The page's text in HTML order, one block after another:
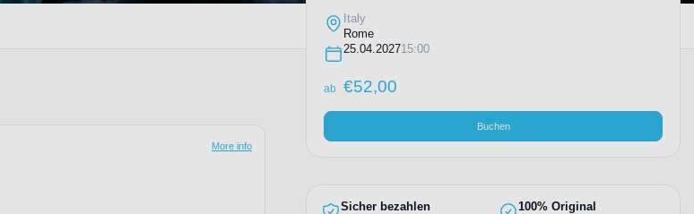
More info
Italy
Rome
25.04.202715:00
ab €52,00
Buchen
Sicher bezahlen 100% Original